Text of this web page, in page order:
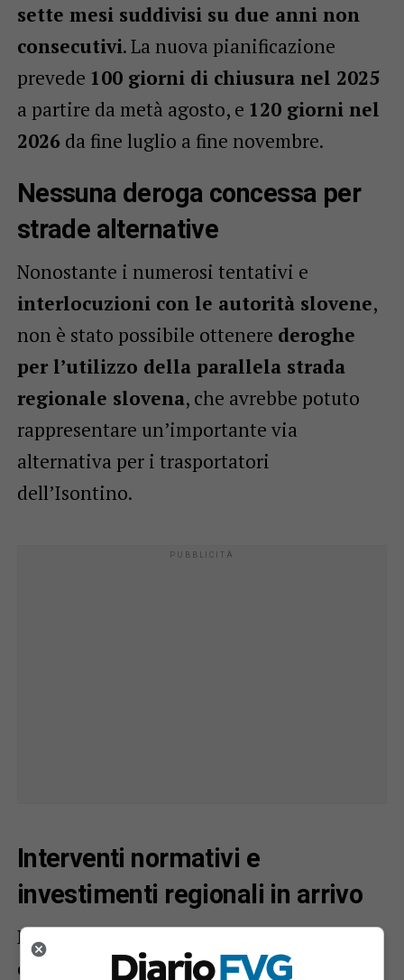
sette mesi suddivisi su due anni non
consecutivi. La nuova pianificazione
prevede 100 giorni di chiusura nel 2025
a partire da metà agosto, e 120 giorni nel
2026 da fine luglio a fine novembre.
Nessuna deroga concessa per
strade alternative
Nonostante i numerosi tentativi e
interlocuzioni con le autorità slovene,
non è stato possibile ottenere deroghe
per l’utilizzo della parallela strada
regionale slovena, che avrebbe potuto
rappresentare un’importante via
alternativa per i trasportatori
dell’Isontino.
Interventi normativi e
investimenti regionali in arrivo
La Regione è determinata a intervenire
con
misure normative da inserire nella